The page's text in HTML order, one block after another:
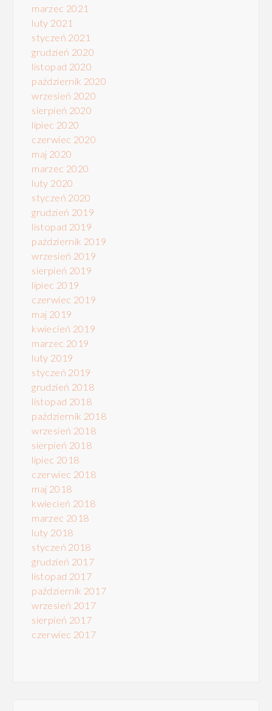
marzec 2021
luty 2021
styczeń 2021
grudzień 2020
listopad 2020
październik 2020
wrzesień 2020
sierpień 2020
lipiec 2020
czerwiec 2020
maj 2020
marzec 2020
luty 2020
styczeń 2020
grudzień 2019
listopad 2019
październik 2019
wrzesień 2019
sierpień 2019
lipiec 2019
czerwiec 2019
maj 2019
kwiecień 2019
marzec 2019
luty 2019
styczeń 2019
grudzień 2018
listopad 2018
październik 2018
wrzesień 2018
sierpień 2018
lipiec 2018
czerwiec 2018
maj 2018
kwiecień 2018
marzec 2018
luty 2018
styczeń 2018
grudzień 2017
listopad 2017
październik 2017
wrzesień 2017
sierpień 2017
czerwiec 2017